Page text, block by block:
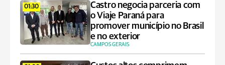
01:30
Castro negocia parceria com
o Viaje Paraná para
promover município no Brasil
e no exterior
CAMPOS GERAIS